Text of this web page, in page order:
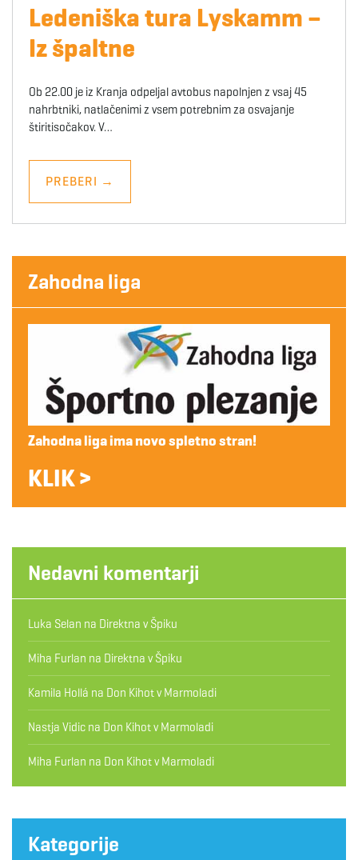
Ledeniška tura Lyskamm –
Iz špaltne
Ob 22.00 je iz Kranja odpeljal avtobus napolnjen z vsaj 45
nahrbtniki, natlačenimi z vsem potrebnim za osvajanje
štiritisočakov. V…
PREBERI →
Zahodna liga
Zahodna liga ima novo spletno stran!
KLIK >
Nedavni komentarji
Luka Selan na Direktna v Špiku
Miha Furlan na Direktna v Špiku
Kamila Hollá na Don Kihot v Marmoladi
Nastja Vidic na Don Kihot v Marmoladi
Miha Furlan na Don Kihot v Marmoladi
Kategorije